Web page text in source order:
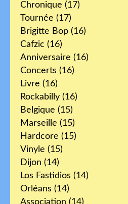
Chronique (17)
Tournée (17)
Brigitte Bop (16)
Cafzic (16)
Anniversaire (16)
Concerts (16)
Livre (16)
Rockabilly (16)
Belgique (15)
Marseille (15)
Hardcore (15)
Vinyle (15)
Dijon (14)
Los Fastidios (14)
Orléans (14)
Association (14)